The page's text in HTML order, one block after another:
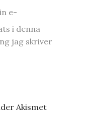
e-
i denna
jag skriver
Akismet